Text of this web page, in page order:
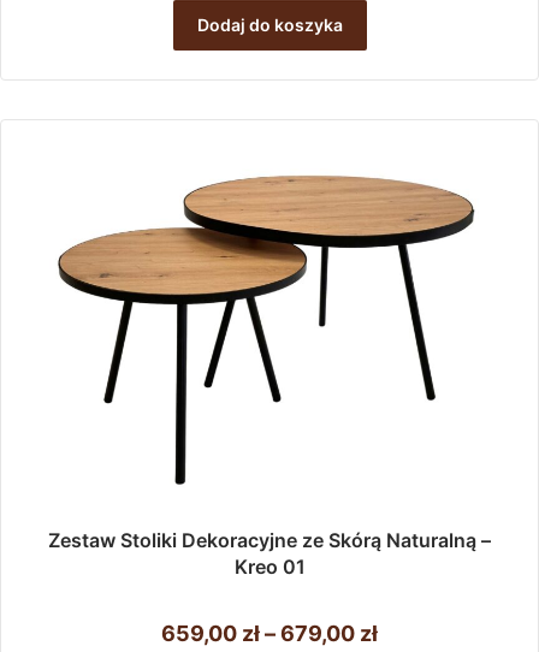
wynosiła:
1
500,00 zł.
Dodaj do koszyka
Zestaw Stoliki Dekoracyjne ze Skórą Naturalną –
Kreo 01
659,00 zł–679,00 złZakres